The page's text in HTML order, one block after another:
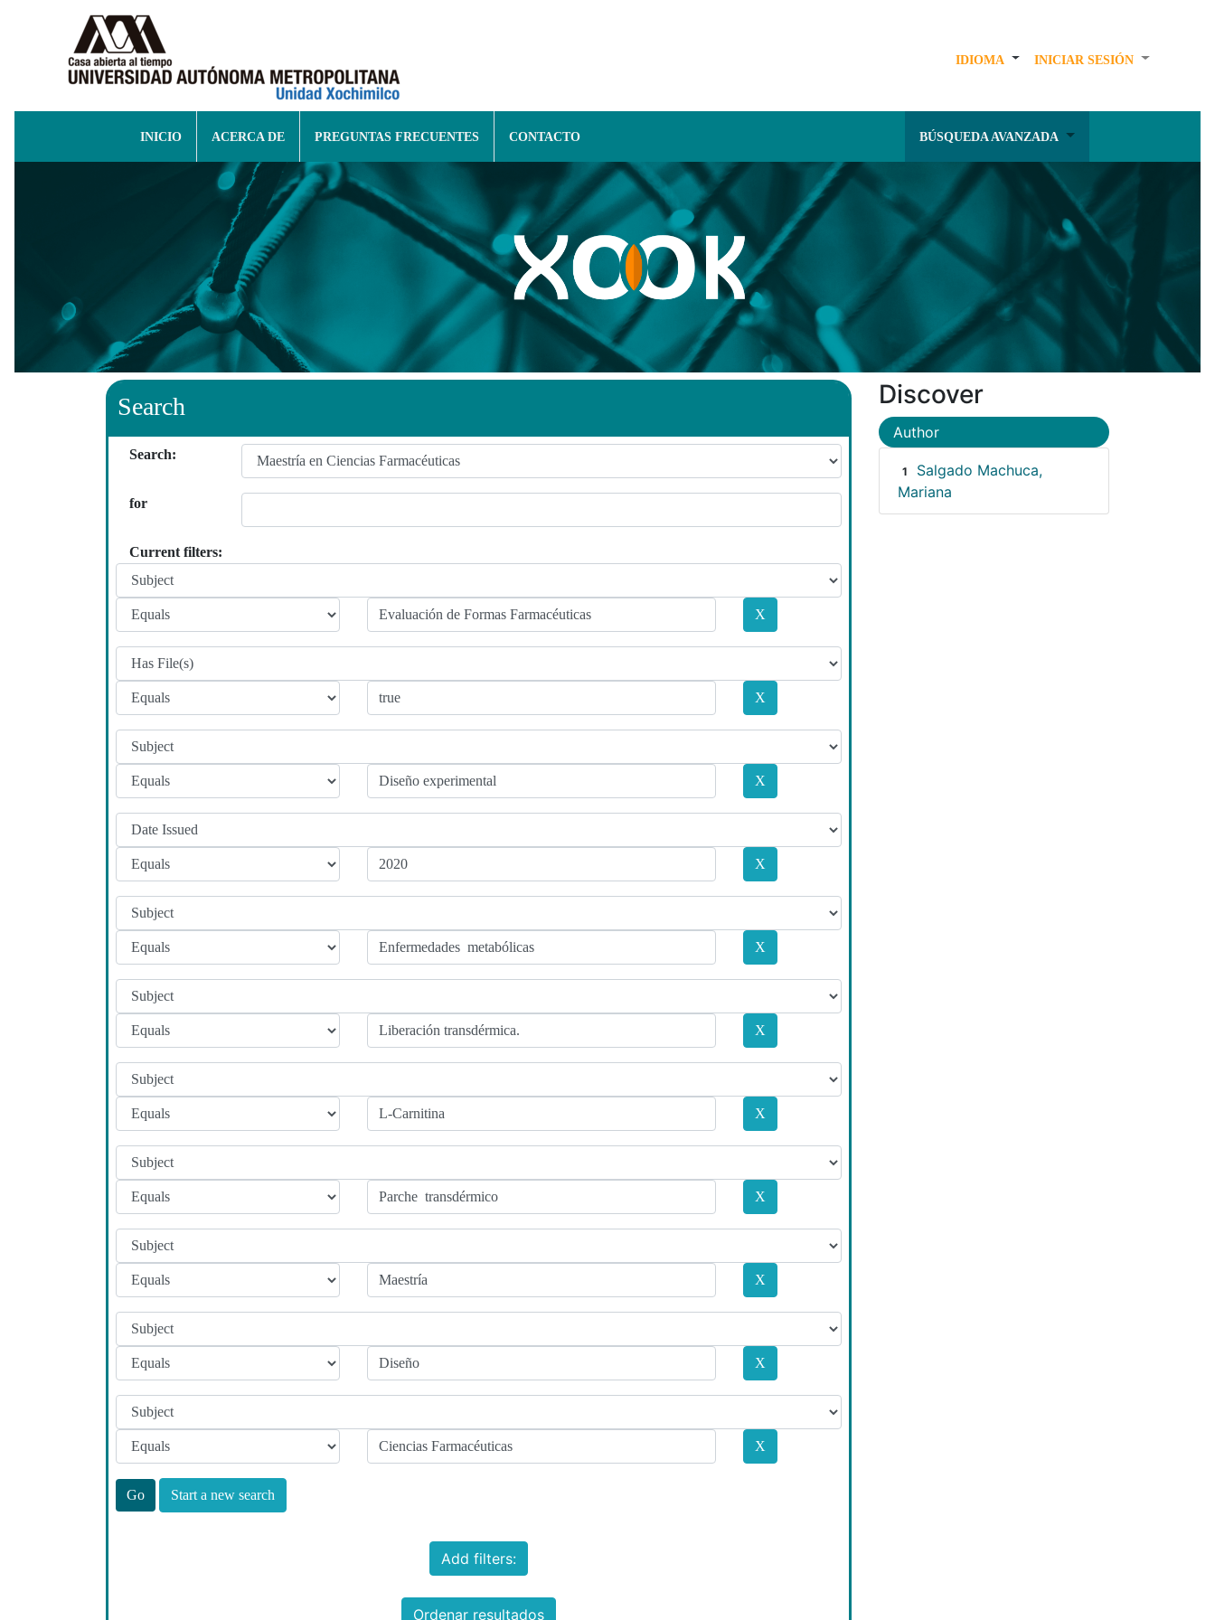
IDIOMA INICIAR SESIÓN
INICIO ACERCA DE PREGUNTAS FRECUENTES CONTACTO BÚSQUEDA AVANZADA
Search
Search:
for
Current filters:
Start a new search
Add filters:
Ordenar resultados
Discover
Author
1
Salgado Machuca,
Mariana